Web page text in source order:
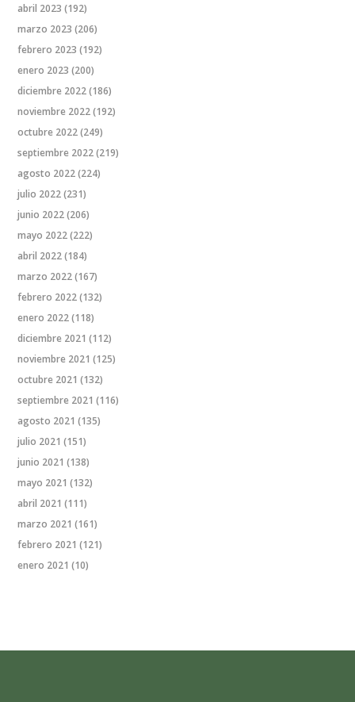
abril 2023 (192)
marzo 2023 (206)
febrero 2023 (192)
enero 2023 (200)
diciembre 2022(186)
noviembre 2022(192)
octubre 2022(249)
septiembre 2022(219)
agosto 2022(224)
julio 2022(231)
junio 2022(206)
mayo 2022(222)
abril 2022(184)
marzo 2022(167)
febrero 2022(132)
enero 2022(118)
diciembre 2021 (112)
noviembre 2021 (125)
octubre 2021 (132)
septiembre 2021 (116)
agosto 2021 (135)
julio 2021 (151)
junio 2021 (138)
mayo 2021 (132)
abril 2021 (111)
marzo 2021 (161)
febrero 2021 (121)
enero 2021 (10)